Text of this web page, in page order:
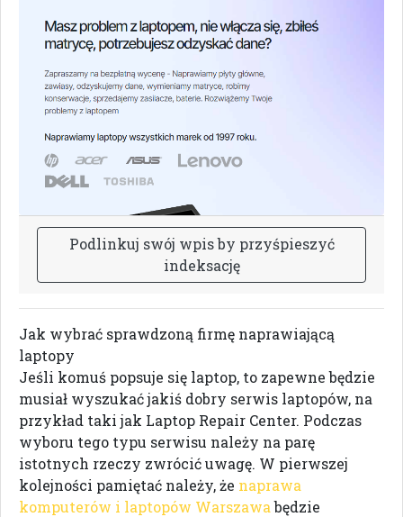
Podlinkuj swój wpisby przyśpieszyć
indeksację
Jak wybrać sprawdzoną firmę naprawiającą
laptopy
Jeśli komuś popsuje się laptop, to zapewne będzie
musiał wyszukać jakiś dobry serwis laptopów, na
przykład taki jak Laptop Repair Center. Podczas
wyboru tego typu serwisu należy na parę
istotnych rzeczy zwrócić uwagę. W pierwszej
kolejności pamiętać należy, że naprawa
komputerów i laptopów Warszawabędzie